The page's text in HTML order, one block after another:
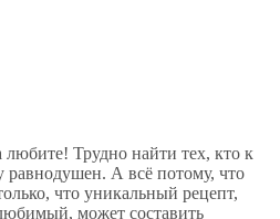
Трудно найти тех, кто к
А всё потому, что
что уникальный рецепт,
может составить